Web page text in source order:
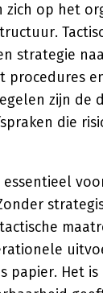
zich op het
strategie
procedures
zijn de
die
essentieel
papier. Het